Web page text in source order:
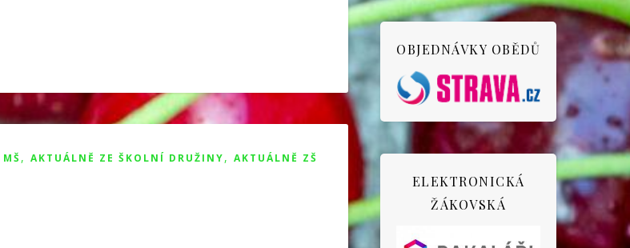
, AKTUÁLNĚ ZE ŠKOLNÍ DRUŽINY, AKTUÁLNĚ ZŠ
OBJEDNÁVKY OBĚDŮ
ELEKTRONICKÁ
ŽÁKOVSKÁ